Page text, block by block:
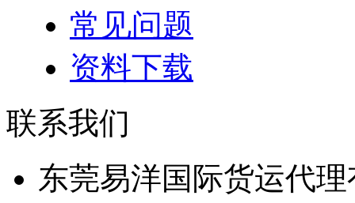
常见问题
资料下载
联系我们
东莞易洋国际货运代